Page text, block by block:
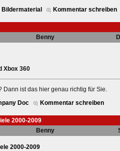
Bildermaterial
Kommentar schreiben
Benny
Xbox 360
ist das hier genau richtig für Sie.
Doc
Kommentar schreiben
2000-2009
Benny
2000-2009